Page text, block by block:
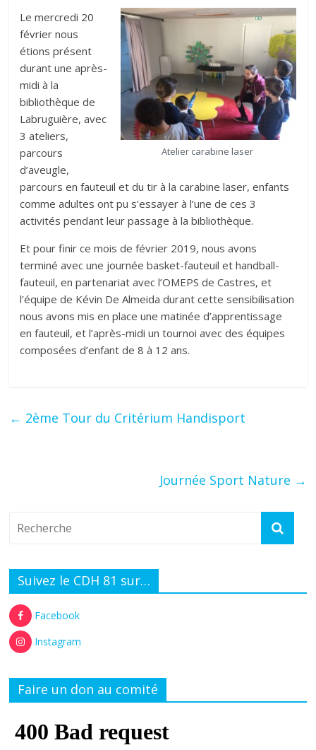
Atelier carabine laser
Le mercredi 20
février nous
étions présent
durant une après-
midi à la
bibliothèque de
Labruguière, avec
3 ateliers,
parcours
d’aveugle,
parcours en fauteuil et du tir à la carabine laser, enfants
comme adultes ont pu s’essayer à l’une de ces 3
activités pendant leur passage à la bibliothèque.
Et pour finir ce mois de février 2019, nous avons
terminé avec une journée basket-fauteuil et handball-
fauteuil, en partenariat avec l’OMEPS de Castres, et
l’équipe de Kévin De Almeida durant cette sensibilisation
nous avons mis en place une matinée d’apprentissage
en fauteuil, et l’après-midi un tournoi avec des équipes
composées d’enfant de 8 à 12 ans.
← 2ème Tour du Critérium Handisport
Journée Sport Nature →
Suivez le CDH 81 sur…
Facebook
Instagram
Faire un don au comité